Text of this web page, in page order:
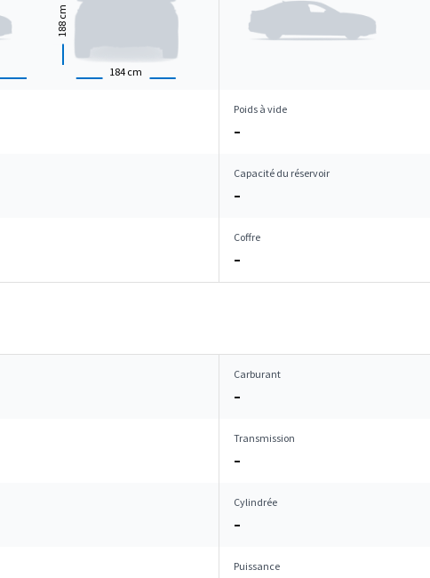
184 cm
188
cm
Poids à vide
–
Capacité du réservoir
–
Coffre
–
Carburant
–
Transmission
–
Cylindrée
–
Puissance